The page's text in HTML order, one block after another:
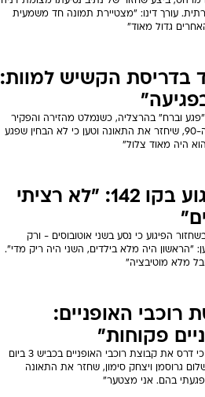
עורך דינו: "מצטיירת תמונה חד משמעית
גדול מאוד"
בדריסת הקשיש למוות:
וברח" בהרצליה, כשנמלט מהזירה והפקיר
את יוסף רובינשטיין בן ה-90, שיחזר את התאונה וטען כי לא הבחין שפגע
היה מאוד צלול"
חקירת הפיגוע בקו 142: "לא רציתי
ה-18 סיפר בשחזור הפיגוע כי נסע בשני אוטובוסים - ורק
"הראשון היה מלא בילדים, השני היה ריק מדי".
מלא מוטיבציה"
רוכבי האופניים:
פקוחות"
הצעיר בן ה-18 החשוד כי דרס את קבוצת רוכבי האופניים בכביש 3 ביום
גרוסמן ויצחק סימון, שחזר את התאונה
בהם. אני מצטער"